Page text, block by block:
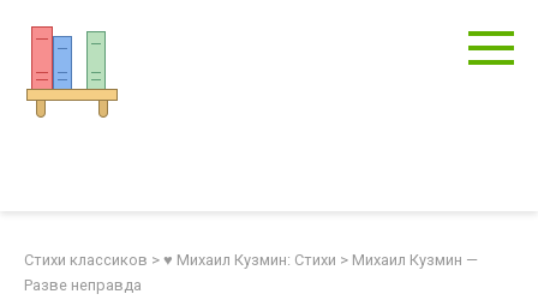
контенту
Стихи классиков > ♥ Михаил Кузмин: Стихи > Михаил Кузмин —
Разве неправда